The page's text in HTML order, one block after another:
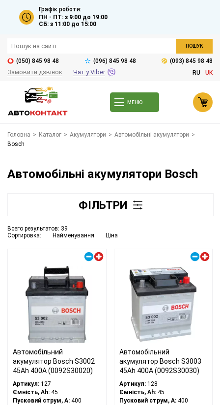
Графік роботи:
ПН - ПТ: з 9:00 до 19:00
СБ: з 11:00 до 15:00
ПОШУК
(050) 845 98 48 (096) 845 98 48 (093) 845 98 48
Замовити дзвінок Чат у Viber RU UK
МЕНЮ
Головна > Каталог > Акумулятори > Автомобільні акумулятори >
Bosch
Автомобільні акумулятори Bosch
ФІЛЬТРИ
Сортировка: Найменування Ціна
Всего результатов: 39
Автомобільний
акумулятор Bosch S3002
45Ah 400A (0092S30020)
Артикул: 127
Ємність, Ah: 45
Пусковий струм, A: 400
Автомобільний
акумулятор Bosch S3003
45Ah 400A (0092S30030)
Артикул:128
Ємність, Ah:45
Пусковий струм, A:400